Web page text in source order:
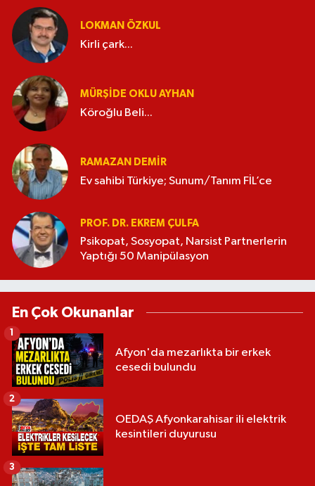
LOKMAN ÖZKUL
Kirli çark...
MÜRŞIDE OKLU AYHAN
Köroğlu Beli...
RAMAZAN DEMİR
Ev sahibi Türkiye; Sunum/Tanım FİL’ce
PROF. DR. EKREM ÇULFA
Psikopat, Sosyopat, Narsist Partnerlerin
Yaptığı 50 Manipülasyon
En Çok Okunanlar
Afyon'da mezarlıkta bir erkek
cesedi bulundu
1
OEDAŞ Afyonkarahisar ili elektrik
kesintileri duyurusu
2
3